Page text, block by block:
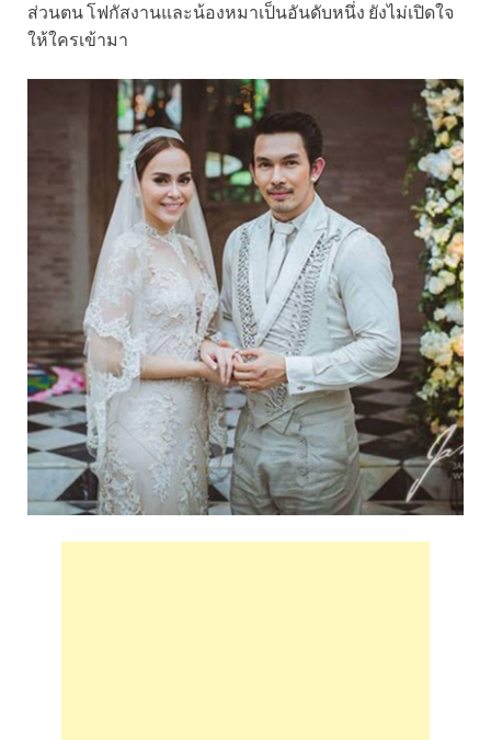
ส่วนตน โฟกัสงานและน้องหมาเป็นอันดับหนึ่ง ยังไม่เปิดใจ
ให้ใครเข้ามา